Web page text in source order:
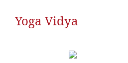
Yoga Vidya